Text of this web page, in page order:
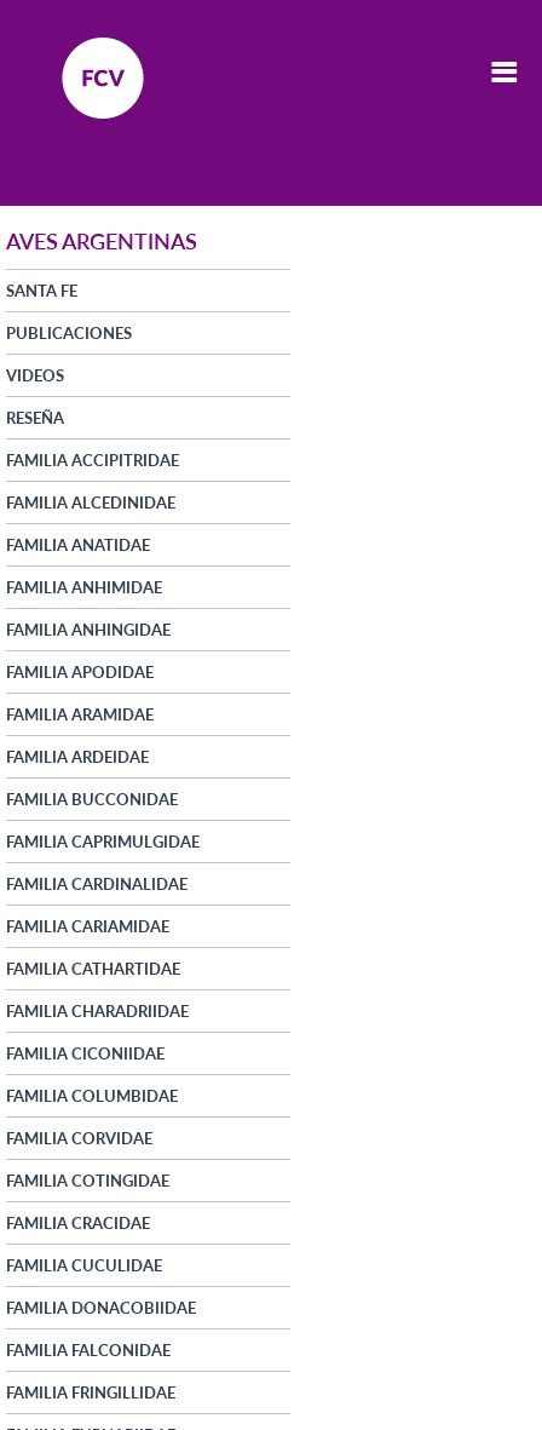
AVES ARGENTINAS
SANTA FE
PUBLICACIONES
VIDEOS
RESEÑA
FAMILIA ACCIPITRIDAE
FAMILIA ALCEDINIDAE
FAMILIA ANATIDAE
FAMILIA ANHIMIDAE
FAMILIA ANHINGIDAE
FAMILIA APODIDAE
FAMILIA ARAMIDAE
FAMILIA ARDEIDAE
FAMILIA BUCCONIDAE
FAMILIA CAPRIMULGIDAE
FAMILIA CARDINALIDAE
FAMILIA CARIAMIDAE
FAMILIA CATHARTIDAE
FAMILIA CHARADRIIDAE
FAMILIA CICONIIDAE
FAMILIA COLUMBIDAE
FAMILIA CORVIDAE
FAMILIA COTINGIDAE
FAMILIA CRACIDAE
FAMILIA CUCULIDAE
FAMILIA DONACOBIIDAE
FAMILIA FALCONIDAE
FAMILIA FRINGILLIDAE